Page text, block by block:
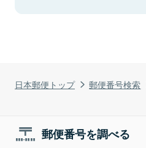
日本郵便トップ 郵便番号検索
郵便番号を調べる